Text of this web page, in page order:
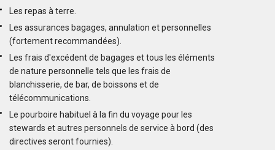
Les repas à terre.
Les assurances bagages, annulation et personnelles
(fortement recommandées).
Les frais d'excédent de bagages et tous les éléments
de nature personnelle tels que les frais de
blanchisserie, de bar, de boissons et de
télécommunications.
Le pourboire habituel à la fin du voyage pour les
stewards et autres personnels de service à bord (des
directives seront fournies).